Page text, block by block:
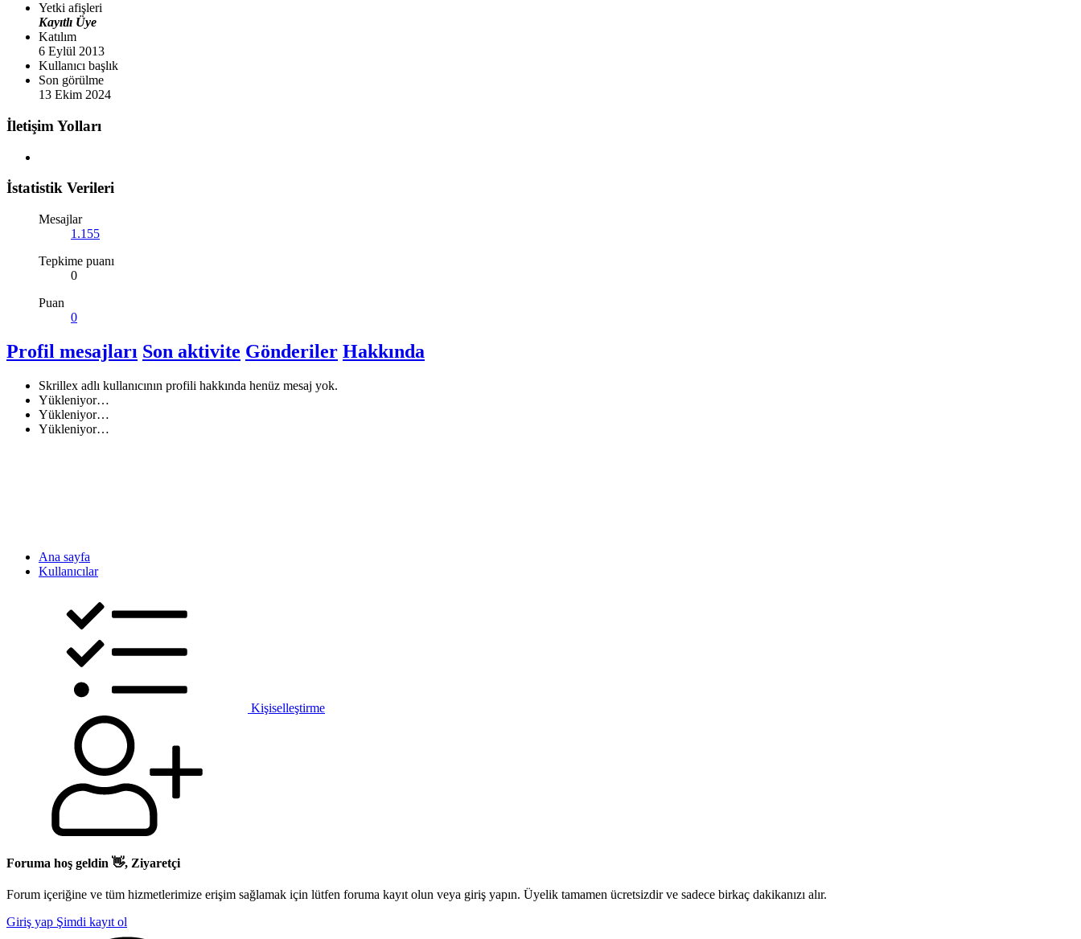
Yetki afişleri
Kayıtlı Üye
Katılım
6 Eylül 2013
Kullanıcı başlık
Son görülme
13 Ekim 2024
İletişim Yolları
İstatistik Verileri
Mesajlar
1.155
Tepkime puanı
0
Puan
0
Profil mesajları Son aktivite Gönderiler Hakkında
Skrillex adlı kullanıcının profili hakkında henüz mesaj yok.
Yükleniyor…
Yükleniyor…
Yükleniyor…
Ana sayfa
Kullanıcılar
Kişiselleştirme
Foruma hoş geldin 👋, Ziyaretçi
Forum içeriğine ve tüm hizmetlerimize erişim sağlamak için lütfen foruma kayıt olun veya giriş yapın. Üyelik tamamen ücretsizdir ve sadece birkaç dakikanızı alır.
Giriş yap Şimdi kayıt ol